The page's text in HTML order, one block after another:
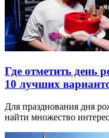
Где отметить день
10 лучших
Для празднования дня
найти множество